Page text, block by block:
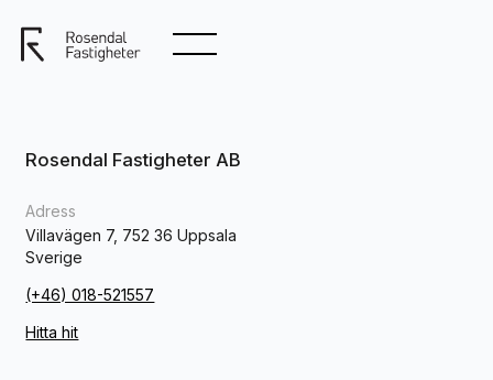
Rosendal Fastigheter AB
Adress
Villavägen 7, 752 36 Uppsala
Sverige
(+46) 018-521557
Hitta hit